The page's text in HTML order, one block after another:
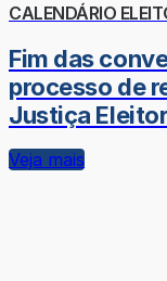
CALENDÁRIO
Fim das
processo de
Justiça
Veja mais